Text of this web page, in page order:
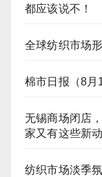
都应该说不！
全球纺织市场
棉市日报（8月
无锡商场闭店
家又有这些新
纺织市场淡季